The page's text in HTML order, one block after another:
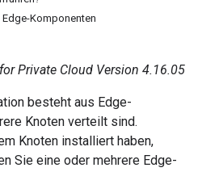
Komponenten
Private Cloud Version 4.16.05
besteht aus Edge-
Knoten verteilt sind.
Knoten installiert haben,
Sie eine oder mehrere Edge-